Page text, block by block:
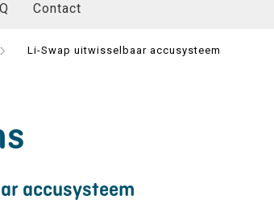
Contact
Li-Swap uitwisselbaar accusysteem
accusysteem